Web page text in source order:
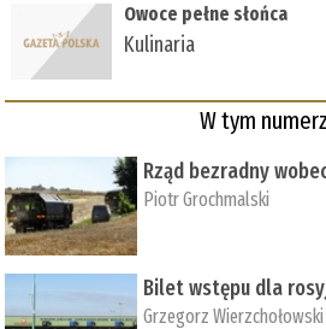
Owoce pełne słońca
Kulinaria
W tym
Rząd bezradny
Piotr Grochmalski
Bilet wstępu dla
Grzegorz Wierzchołowski